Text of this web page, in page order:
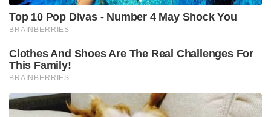
Top 10 Pop Divas - Number 4 May Shock You
BRAINBERRIES
Clothes And Shoes Are The Real Challenges For
This Family!
BRAINBERRIES